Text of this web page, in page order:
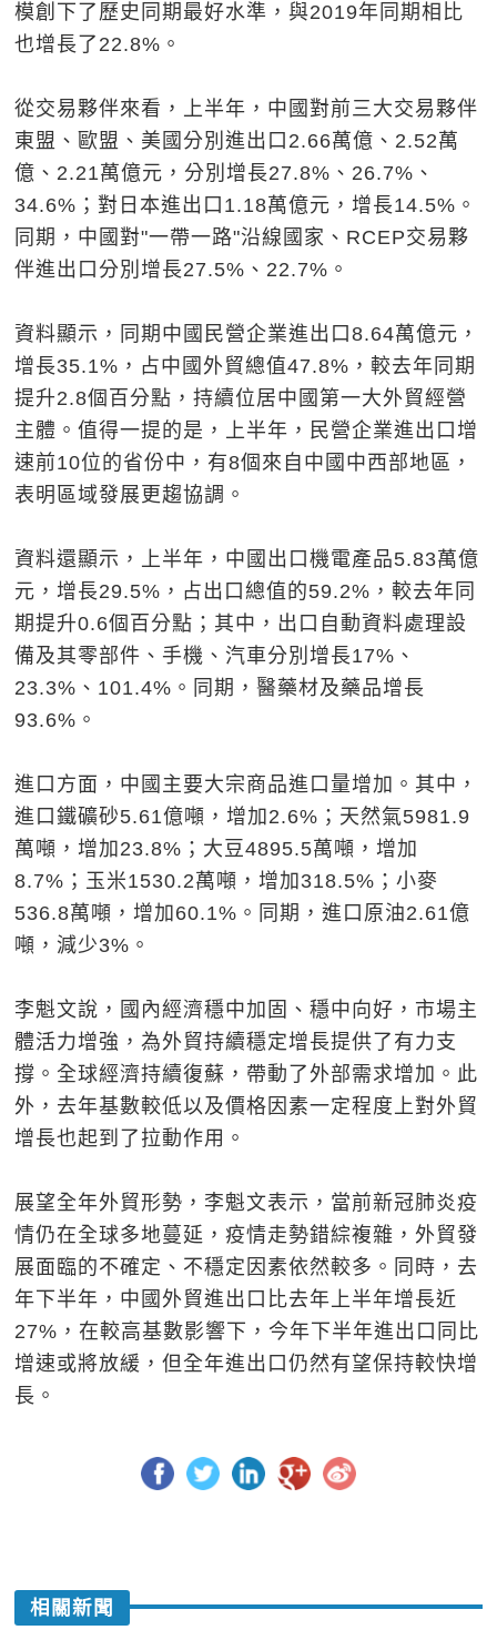
模創下了歷史同期最好水準，與2019年同期相比
也增長了22.8%。
從交易夥伴來看，上半年，中國對前三大交易夥伴
東盟、歐盟、美國分別進出口2.66萬億、2.52萬
億、2.21萬億元，分別增長27.8%、26.7%、
34.6%；對日本進出口1.18萬億元，增長14.5%。
同期，中國對"一帶一路"沿線國家、RCEP交易夥
伴進出口分別增長27.5%、22.7%。
資料顯示，同期中國民營企業進出口8.64萬億元，
增長35.1%，占中國外貿總值47.8%，較去年同期
提升2.8個百分點，持續位居中國第一大外貿經營
主體。值得一提的是，上半年，民營企業進出口增
速前10位的省份中，有8個來自中國中西部地區，
表明區域發展更趨協調。
資料還顯示，上半年，中國出口機電產品5.83萬億
元，增長29.5%，占出口總值的59.2%，較去年同
期提升0.6個百分點；其中，出口自動資料處理設
備及其零部件、手機、汽車分別增長17%、
23.3%、101.4%。同期，醫藥材及藥品增長
93.6%。
進口方面，中國主要大宗商品進口量增加。其中，
進口鐵礦砂5.61億噸，增加2.6%；天然氣5981.9
萬噸，增加23.8%；大豆4895.5萬噸，增加
8.7%；玉米1530.2萬噸，增加318.5%；小麥
536.8萬噸，增加60.1%。同期，進口原油2.61億
噸，減少3%。
李魁文說，國內經濟穩中加固、穩中向好，市場主
體活力增強，為外貿持續穩定增長提供了有力支
撐。全球經濟持續復蘇，帶動了外部需求增加。此
外，去年基數較低以及價格因素一定程度上對外貿
增長也起到了拉動作用。
展望全年外貿形勢，李魁文表示，當前新冠肺炎疫
情仍在全球多地蔓延，疫情走勢錯綜複雜，外貿發
展面臨的不確定、不穩定因素依然較多。同時，去
年下半年，中國外貿進出口比去年上半年增長近
27%，在較高基數影響下，今年下半年進出口同比
增速或將放緩，但全年進出口仍然有望保持較快增
長。
相關新聞